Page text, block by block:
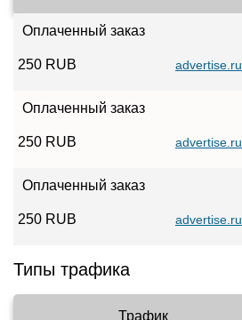
Оплаченный заказ
250 RUB advertise.ru
Оплаченный заказ
250 RUB advertise.ru
Оплаченный заказ
250 RUB advertise.ru
Типы трафика
Трафик